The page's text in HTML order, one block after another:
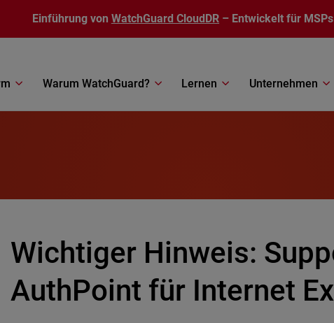
Einführung von WatchGuard CloudDR – Entwickelt für MSPs
Warum WatchGuard? Lernen Unternehmen
Wichtiger Hinweis:
AuthPoint für Internet